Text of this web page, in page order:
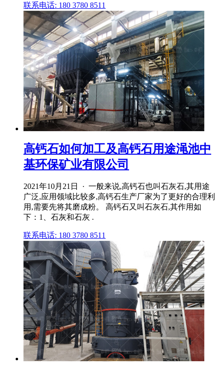
联系电话: 180 3780 8511
高钙石如何加工及高钙石用途渑池中
基环保矿业有限公司
2021年10月21日 · 一般来说,高钙石也叫石灰石,其用途
广泛,应用领域比较多,高钙石生产厂家为了更好的合理利
用,需要先将其磨成粉。 高钙石又叫石灰石,其作用如
下：1、石灰和石灰 .
联系电话: 180 3780 8511